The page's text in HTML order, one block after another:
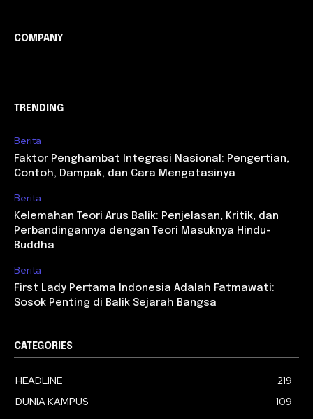
COMPANY
TRENDING
Berita
Faktor Penghambat Integrasi Nasional: Pengertian,
Contoh, Dampak, dan Cara Mengatasinya
Berita
Kelemahan Teori Arus Balik: Penjelasan, Kritik, dan
Perbandingannya dengan Teori Masuknya Hindu-
Buddha
Berita
First Lady Pertama Indonesia Adalah Fatmawati:
Sosok Penting di Balik Sejarah Bangsa
CATEGORIES
HEADLINE
219
DUNIA KAMPUS
109